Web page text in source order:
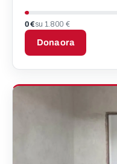
0 €su 1.800 €
Dona ora